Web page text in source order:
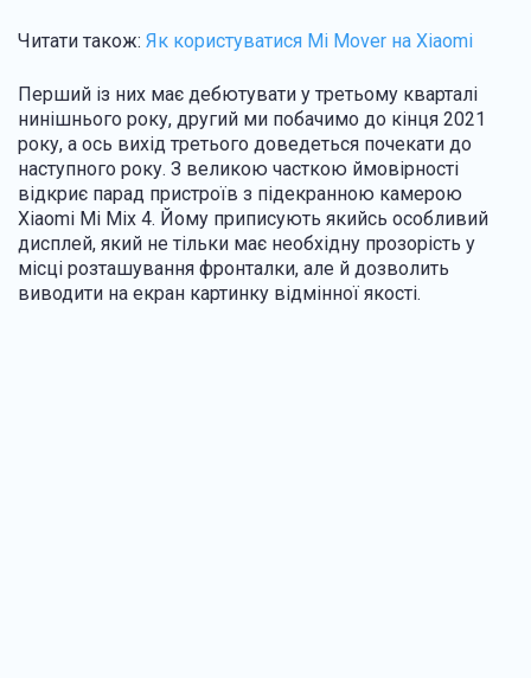
Читати також: Як користуватися Mi Mover на Xiaomi
Перший із них має дебютувати у третьому кварталі
нинішнього року, другий ми побачимо до кінця 2021
року, а ось вихід третього доведеться почекати до
наступного року. З великою часткою ймовірності
відкриє парад пристроїв з підекранною камерою
Xiaomi Mi Mix 4. Йому приписують якийсь особливий
дисплей, який не тільки має необхідну прозорість у
місці розташування фронталки, але й дозволить
виводити на екран картинку відмінної якості.